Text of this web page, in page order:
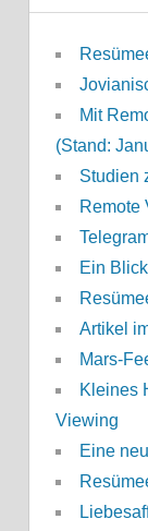
Mit
(Stand:
Studien
Remote
Ein
Artikel
Mars-
Kleines
Viewing
Eine